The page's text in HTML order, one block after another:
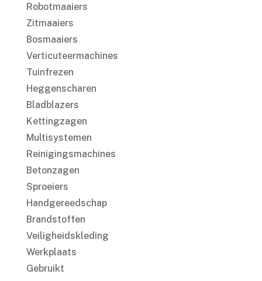
Robotmaaiers
Zitmaaiers
Bosmaaiers
Verticuteermachines
Tuinfrezen
Heggenscharen
Bladblazers
Kettingzagen
Multisystemen
Reinigingsmachines
Betonzagen
Sproeiers
Handgereedschap
Brandstoffen
Veiligheidskleding
Werkplaats
Gebruikt